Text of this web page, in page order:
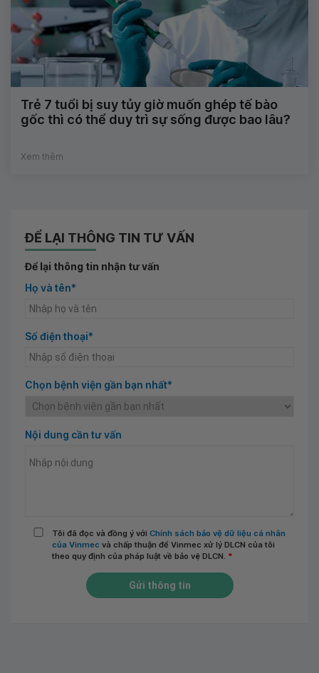
Trẻ 7 tuổi bị suy tủy giờ muốn ghép tế bào
gốc thì có thể duy trì sự sống được bao lâu?
Xem thêm
ĐỂ LẠI THÔNG TIN TƯ VẤN
Để lại thông tin nhận tư vấn
Họ và tên*
Số điện thoại*
Chọn bệnh viện gần bạn nhất*
Nội dung cần tư vấn
Tôi đã đọc và đồng ý với Chính sách bảo vệ dữ liệu cá nhân
của Vinmec và chấp thuận để Vinmec xử lý DLCN của tôi
theo quy định của pháp luật về bảo vệ DLCN. *
Gửi thông tin